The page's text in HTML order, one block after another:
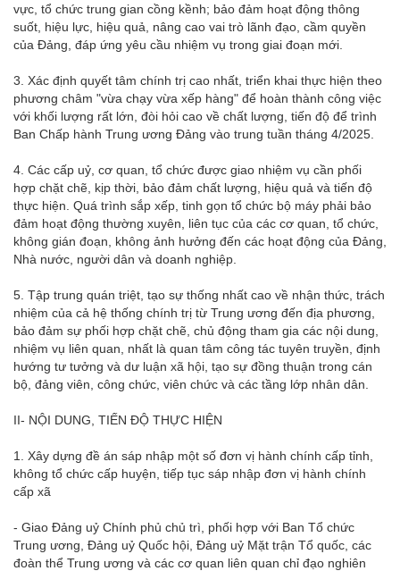
vực, tổ chức trung gian cồng kềnh; bảo đảm hoạt động thông
suốt, hiệu lực, hiệu quả, nâng cao vai trò lãnh đạo, cầm quyền
của Đảng, đáp ứng yêu cầu nhiệm vụ trong giai đoạn mới.
3. Xác định quyết tâm chính trị cao nhất, triển khai thực hiện theo
phương châm "vừa chạy vừa xếp hàng" để hoàn thành công việc
với khối lượng rất lớn, đòi hỏi cao về chất lượng, tiến độ để trình
Ban Chấp hành Trung ương Đảng vào trung tuần tháng 4/2025.
4. Các cấp uỷ, cơ quan, tổ chức được giao nhiệm vụ cần phối
hợp chặt chẽ, kịp thời, bảo đảm chất lượng, hiệu quả và tiến độ
thực hiện. Quá trình sắp xếp, tinh gọn tổ chức bộ máy phải bảo
đảm hoạt động thường xuyên, liên tục của các cơ quan, tổ chức,
không gián đoạn, không ảnh hưởng đến các hoạt động của Đảng,
Nhà nước, người dân và doanh nghiệp.
5. Tập trung quán triệt, tạo sự thống nhất cao về nhận thức, trách
nhiệm của cả hệ thống chính trị từ Trung ương đến địa phương,
bảo đảm sự phối hợp chặt chẽ, chủ động tham gia các nội dung,
nhiệm vụ liên quan, nhất là quan tâm công tác tuyên truyền, định
hướng tư tưởng và dư luận xã hội, tạo sự đồng thuận trong cán
bộ, đảng viên, công chức, viên chức và các tầng lớp nhân dân.
II- NỘI DUNG, TIẾN ĐỘ THỰC HIỆN
1. Xây dựng đề án sáp nhập một số đơn vị hành chính cấp tỉnh,
không tổ chức cấp huyện, tiếp tục sáp nhập đơn vị hành chính
cấp xã
- Giao Đảng uỷ Chính phủ chủ trì, phối hợp với Ban Tổ chức
Trung ương, Đảng uỷ Quốc hội, Đảng uỷ Mặt trận Tổ quốc, các
đoàn thể Trung ương và các cơ quan liên quan chỉ đạo nghiên